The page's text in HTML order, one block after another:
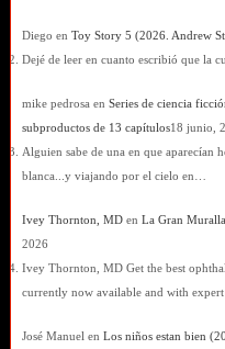
Diego en Toy Story 5 (2026. Andrew
Dejé de leer en cuanto escribió que la
mike pedrosa en Series de ciencia
subproductos de 13 capítulos18 junio,
Alguien sabe de una en que aparecían
blanca...y viajando por el cielo en…
Ivey Thornton, MDen La Gran
2026
Ivey Thornton, MD Get the best
currently now available and with
José Manuel en Los niños estan bien